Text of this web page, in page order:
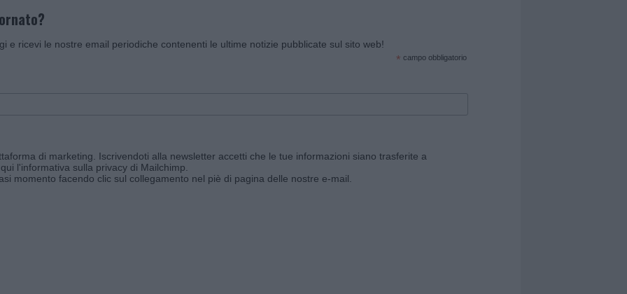
e ricevi le nostre email periodiche contenenti le ultime notizie pubblicate sul sito web!
* campo obbligatorio
di marketing. Iscrivendoti alla newsletter accetti che le tue informazioni siano trasferite a
l'informativa sulla privacy di Mailchimp
momento facendo clic sul collegamento nel piè di pagina delle nostre e-mail.